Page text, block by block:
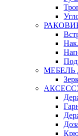
МЕБЕЛЬ